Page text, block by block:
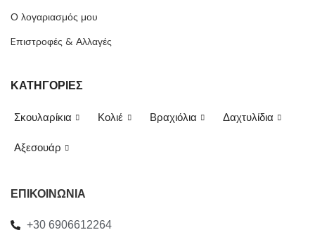
Ο λογαριασμός μου
Eπιστροφές & Αλλαγές
ΚΑΤΗΓΟΡΙΕΣ
Σκουλαρίκια Κολιέ Βραχιόλια Δαχτυλίδια
Αξεσουάρ
ΕΠΙΚΟΙΝΩΝΙΑ
+30 6906612264